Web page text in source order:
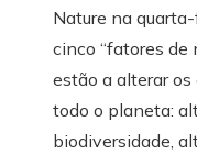
Nature na
cinco “fatores de
estão a alterar
todo o planeta:
biodiversidade,